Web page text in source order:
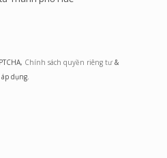
Chính sách quyền riêng tư &
áp dụng.